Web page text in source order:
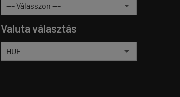
Valuta választás